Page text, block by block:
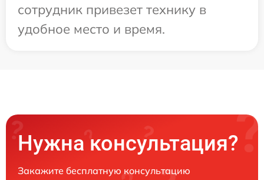
сотрудник привезет технику в
удобное место и время.
Нужна консультация?
Закажите бесплатную консультацию